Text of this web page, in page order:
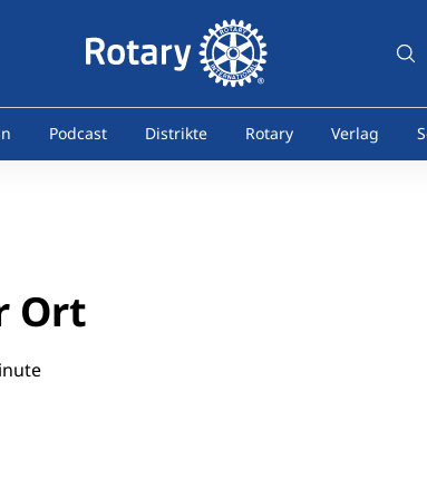
Podcast Distrikte Rotary Verlag
Ort